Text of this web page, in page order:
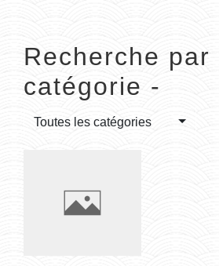
Recherche par
catégorie -
Toutes les catégories